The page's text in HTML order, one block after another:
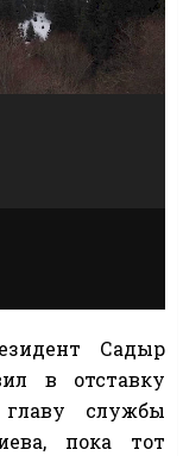
Садыр
в отставку
службы
пока тот